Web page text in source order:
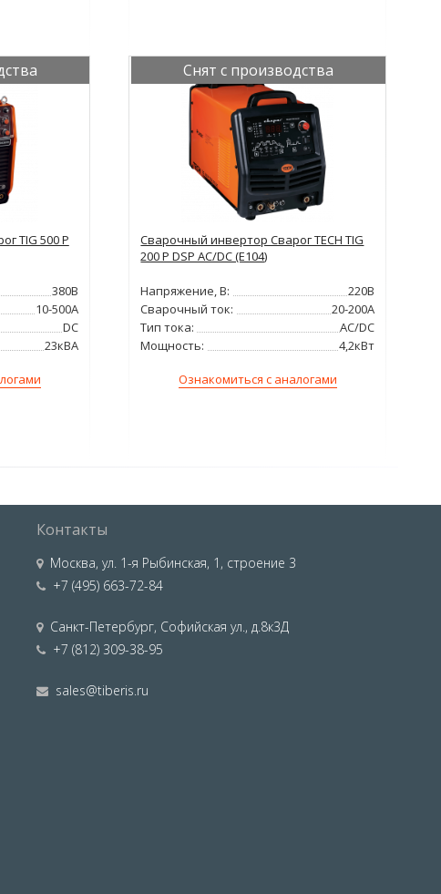
TIG 500 P
380В
10-500А
DC
23кВА
Снят с производства
Сварочный инвертор Сварог TECH TIG
200 P DSP AC/DC (E104)
Напряжение, В:
220В
Сварочный ток:
20-200А
Тип тока:
AC/DC
Мощность:
4,2кВт
Ознакомиться с аналогами
Контакты
Москва,ул. 1-я Рыбинская, 1, строение 3
+7 (495) 663-72-84
Санкт-Петербург, Софийская ул., д.8к3Д
+7 (812) 309-38-95
sales@tiberis.ru